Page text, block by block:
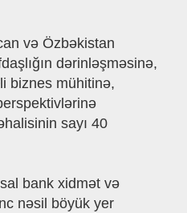
və Özbəkistan
dərinləşməsinə,
biznes mühitinə,
sayı 40
bank xidmət və
nəsil böyük yer